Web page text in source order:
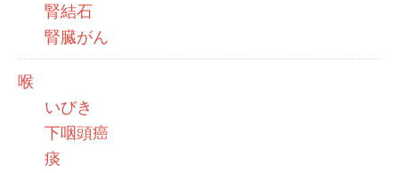
腎結石
腎臓がん
喉
いびき
下咽頭癌
痰